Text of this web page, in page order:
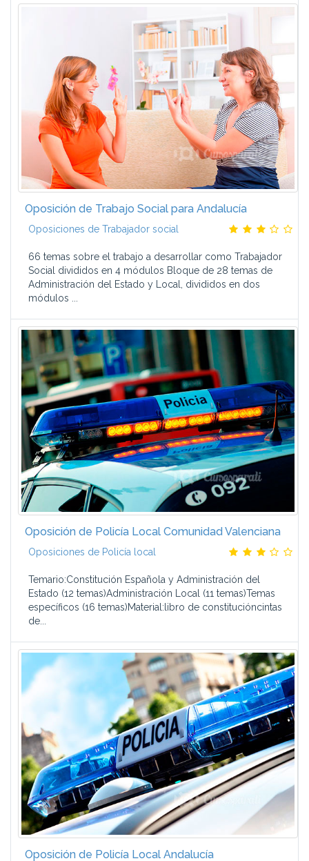
Oposición de Trabajo Social para Andalucía
Oposiciones de Trabajador social
66 temas sobre el trabajo a desarrollar como Trabajador
Social divididos en 4 módulos Bloque de 28 temas de
Administración del Estado y Local, divididos en dos
módulos ...
Oposición de Policía Local Comunidad Valenciana
Oposiciones de Policía local
Temario:Constitución Española y Administración del
Estado (12 temas)Administración Local (11 temas)Temas
específicos (16 temas)Material:libro de constitucióncintas
de...
Oposición de Policía Local Andalucía